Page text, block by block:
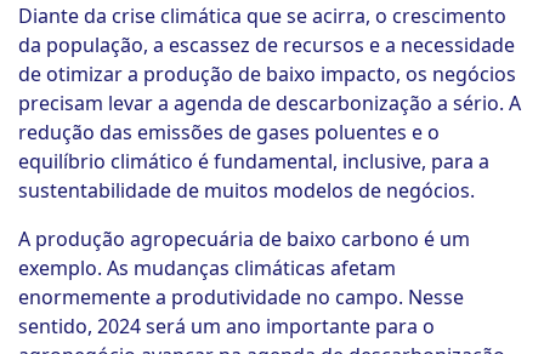
Diante da crise climática que se acirra, o crescimento
da população, a escassez de recursos e a necessidade
de otimizar a produção de baixo impacto, os negócios
precisam levar a agenda de descarbonização a sério. A
redução das emissões de gases poluentes e o
equilíbrio climático é fundamental, inclusive, para a
sustentabilidade de muitos modelos de negócios.
A produção agropecuária de baixo carbono é um
exemplo. As mudanças climáticas afetam
enormemente a produtividade no campo. Nesse
sentido, 2024 será um ano importante para o